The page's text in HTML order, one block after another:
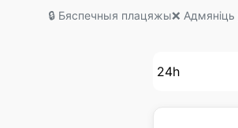
🔒 Бяспечныя плацяжы❌
24h